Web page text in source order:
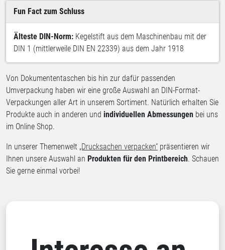
Fun Fact zum Schluss
Älteste DIN-Norm: Kegelstift aus dem Maschinenbau mit der
DIN 1 (mittlerweile DIN EN 22339) aus dem Jahr 1918
Von Dokumententaschen bis hin zur dafür passenden
Umverpackung haben wir eine große Auswahl an DIN-Format-
Verpackungen aller Art in unserem Sortiment. Natürlich erhalten Sie
Produkte auch in anderen und individuellen Abmessungen bei uns
im Online Shop.
In unserer Themenwelt „Drucksachen verpacken“ präsentieren wir
Ihnen unsere Auswahl an Produkten für den Printbereich. Schauen
Sie gerne einmal vorbei!